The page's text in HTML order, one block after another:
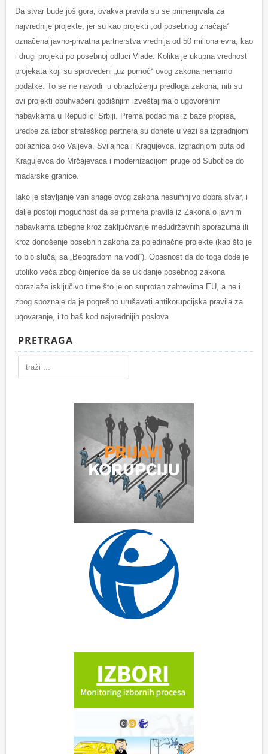
Da stvar bude još gora, ovakva pravila su se primenjivala za
najvrednije projekte, jer su kao projekti „od posebnog značaja“
označena javno-privatna partnerstva vrednija od 50 miliona evra, kao
i drugi projekti po posebnoj odluci Vlade. Kolika je ukupna vrednost
projekata koji su sprovedeni „uz pomoć“ ovog zakona nemamo
podatke. To se ne navodi u obrazloženju predloga zakona, niti su
ovi projekti obuhvaćeni godišnjim izveštajima o ugovorenim
nabavkama u Republici Srbiji. Prema podacima iz baze propisa,
uredbe za izbor strateškog partnera su donete u vezi sa izgradnjom
obilaznica oko Valjeva, Svilajnca i Kragujevca, izgradnjom puta od
Kragujevca do Mrčajevaca i modernizacijom pruge od Subotice do
mađarske granice.
Iako je stavljanje van snage ovog zakona nesumnjivo dobra stvar, i
dalje postoji mogućnost da se primena pravila iz Zakona o javnim
nabavkama izbegne kroz zaključivanje međudržavnih sporazuma ili
kroz donošenje posebnih zakona za pojedinačne projekte (kao što je
to bio slučaj sa „Beogradom na vodi“). Opasnost da do toga dođe je
utoliko veća zbog činjenice da se ukidanje posebnog zakona
obrazlaže isključivo time što je on suprotan zahtevima EU, a ne i
zbog spoznaje da je pogrešno urušavati antikorupcijska pravila za
ugovaranje, i to baš kod najvrednijih poslova.
PRETRAGA